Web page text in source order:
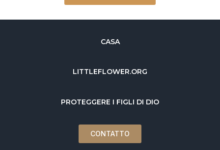
CASA
LITTLEFLOWER.ORG
PROTEGGERE I FIGLI DI DIO
CONTATTO